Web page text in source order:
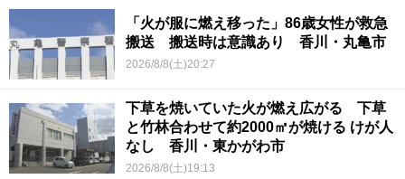
「火が服に燃え移った」86歳女性が救急
搬送 搬送時は意識あり 香川・丸亀市
2026/8/8(土)20:27
下草を焼いていた火が燃え広がる 下草
と竹林合わせて約2000㎡が焼ける けが人
なし 香川・東かがわ市
2026/8/8(土)19:13